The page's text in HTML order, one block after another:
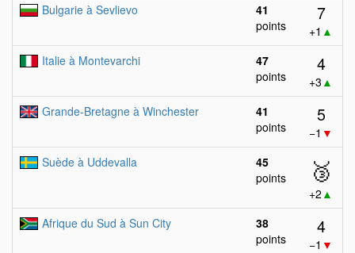
Bulgarie à Sevlievo
41
points
7
+1 ▲
Italie à Montevarchi
47
points
4
+3 ▲
Grande-Bretagne à Winchester
41
points
5
−1 ▼
Suède à Uddevalla
45
points
🥉
+2 ▲
Afrique du Sud à Sun City
38
points
4
−1 ▼